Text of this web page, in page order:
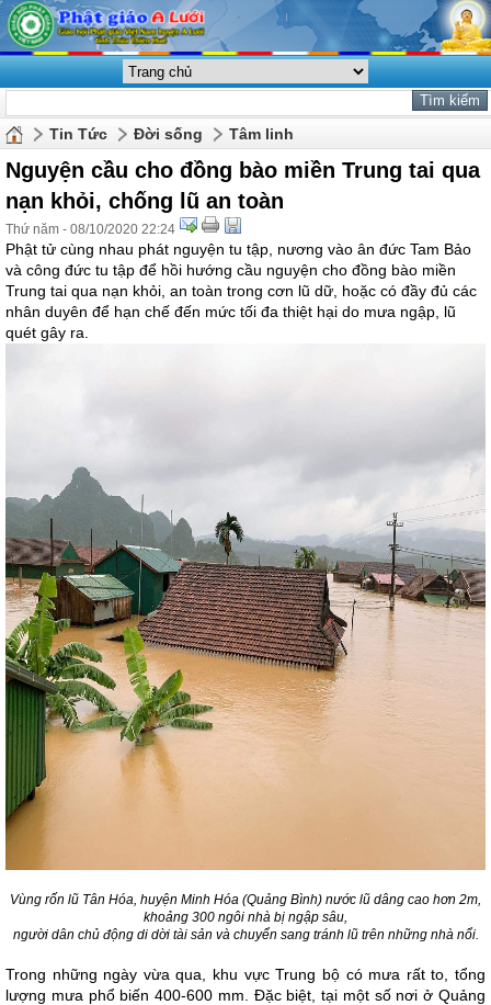
Tin Tức Đời sống Tâm linh
Nguyện cầu cho đồng bào miền Trung tai qua
nạn khỏi, chống lũ an toàn
Thứ năm - 08/10/2020 22:24
Phật tử cùng nhau phát nguyện tu tập, nương vào ân đức Tam Bảo
và công đức tu tập để hồi hướng cầu nguyện cho đồng bào miền
Trung tai qua nạn khỏi, an toàn trong cơn lũ dữ, hoặc có đầy đủ các
nhân duyên để hạn chế đến mức tối đa thiệt hại do mưa ngập, lũ
quét gây ra.
Vùng rốn lũ Tân Hóa, huyện Minh Hóa (Quảng Bình) nước lũ dâng cao hơn 2m,
khoảng 300 ngôi nhà bị ngập sâu,
người dân chủ động di dời tài sản và chuyển sang tránh lũ trên những nhà nổi.
Trong những ngày vừa qua, khu vực Trung bộ có mưa rất to, tổng
lượng mưa phổ biến 400-600 mm. Đặc biệt, tại một số nơi ở Quảng